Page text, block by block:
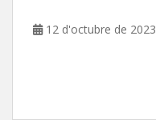
12 d'octubre de 2023